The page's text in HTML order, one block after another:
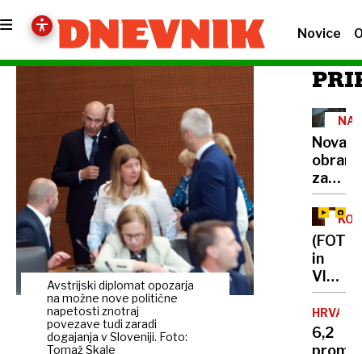
Novice
Avstrijski diplomat opozarja
na možne nove politične
napetosti znotraj
povezave tudi zaradi
dogajanja v Sloveniji. Foto:
Tomaž Skale
Nova
za
pred
jih
bodo
že v
(FOTO
in
VIDEO)
Kaos
v
6,2